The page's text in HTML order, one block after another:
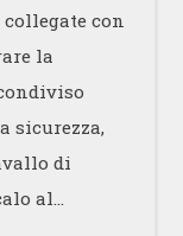
con
la
sicurezza,
di
al…